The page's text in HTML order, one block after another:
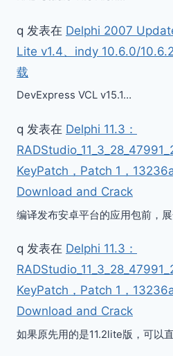
q 发表在 Delphi 2007
Lite v1.4、indy 10.6.0/
载
DevExpress VCL v15.1…
q 发表在 Delphi 11.3：
KeyPatch，Patch 1，
Download and Crack
编译发布安卓平台的应用包前，
q 发表在 Delphi 11.3：
KeyPatch，Patch 1，
Download and Crack
如果原先用的是11.2lite版，可以